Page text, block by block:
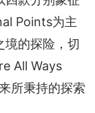
Points为主
境的探险，切
All Ways
所秉持的探索